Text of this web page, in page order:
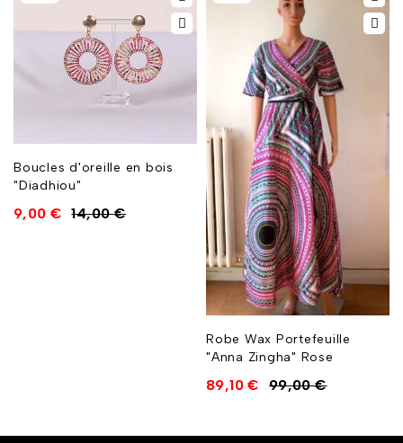
Boucles d'oreille en bois
"Diadhiou"
14,00€
9,00 €
Robe Wax Portefeuille
"Anna Zingha" Rose
99,00€
89,10€